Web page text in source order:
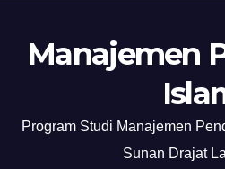
Manajemen
Program Studi Manajemen
Sunan Drajat